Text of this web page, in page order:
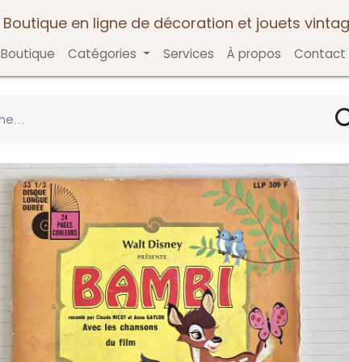
Boutique en ligne de décoration et jouets
Boutique Catégories Services À propos Contact